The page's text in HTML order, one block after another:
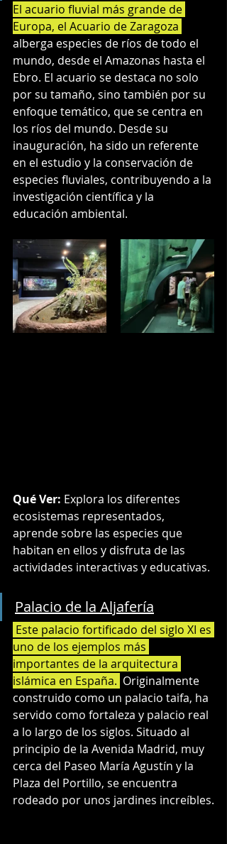
El acuario fluvial más grande de
Europa, el Acuario de Zaragoza
alberga especies de ríos de todo el
mundo, desde el Amazonas hasta el
Ebro. El acuario se destaca no solo
por su tamaño, sino también por su
enfoque temático, que se centra en
los ríos del mundo. Desde su
inauguración, ha sido un referente
en el estudio y la conservación de
especies fluviales, contribuyendo a la
investigación científica y la
educación ambiental.
Qué Ver: Explora los diferentes
ecosistemas representados,
aprende sobre las especies que
habitan en ellos y disfruta de las
actividades interactivas y educativas.
Palacio de la Aljafería
uno de los ejemplos más
importantes de la arquitectura
islámica en España. Originalmente
construido como un palacio taifa, ha
servido como fortaleza y palacio real
a lo largo de los siglos. Situado al
principio de la Avenida Madrid, muy
cerca del Paseo María Agustín y la
Plaza del Portillo, se encuentra
rodeado por unos jardines increíbles.